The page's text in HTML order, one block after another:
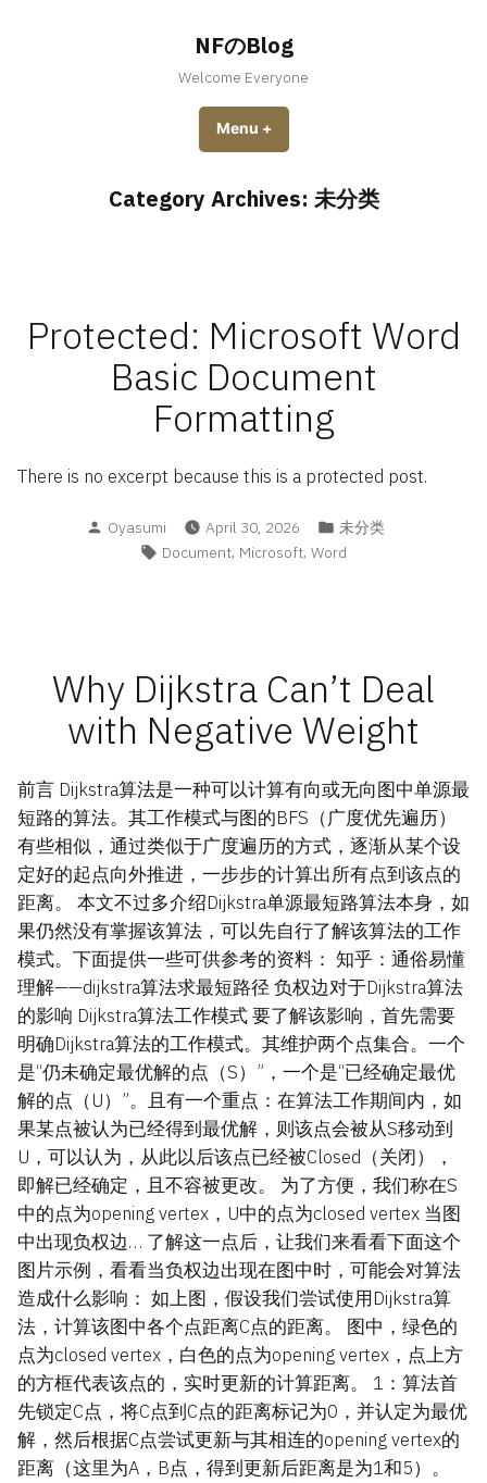
NFのBlog
Welcome Everyone
Menu +expanded
collapsed
Category Archives: 未分类
Protected: Microsoft Word
Basic Document
Formatting
There is no excerpt because this is a protected post.
Posted
Oyasumi April 30, 2026
Posted
in
未分类
Tags:
Document, Microsoft, Word
Why Dijkstra Can’t Deal
with Negative Weight
前言 Dijkstra算法是一种可以计算有向或无向图中单源最
短路的算法。其工作模式与图的BFS（广度优先遍历）
有些相似，通过类似于广度遍历的方式，逐渐从某个设
定好的起点向外推进，一步步的计算出所有点到该点的
距离。 本文不过多介绍Dijkstra单源最短路算法本身，如
果仍然没有掌握该算法，可以先自行了解该算法的工作
模式。下面提供一些可供参考的资料： 知乎：通俗易懂
理解——dijkstra算法求最短路径 负权边对于Dijkstra算法
的影响 Dijkstra算法工作模式 要了解该影响，首先需要
明确Dijkstra算法的工作模式。其维护两个点集合。一个
是“仍未确定最优解的点（S）”，一个是“已经确定最优
解的点（U）”。且有一个重点：在算法工作期间内，如
果某点被认为已经得到最优解，则该点会被从S移动到
U，可以认为，从此以后该点已经被Closed（关闭），
即解已经确定，且不容被更改。 为了方便，我们称在S
中的点为opening vertex，U中的点为closed vertex 当图
中出现负权边… 了解这一点后，让我们来看看下面这个
图片示例，看看当负权边出现在图中时，可能会对算法
造成什么影响： 如上图，假设我们尝试使用Dijkstra算
法，计算该图中各个点距离C点的距离。 图中，绿色的
点为closed vertex，白色的点为opening vertex，点上方
的方框代表该点的，实时更新的计算距离。 1：算法首
先锁定C点，将C点到C点的距离标记为0，并认定为最优
解，然后根据C点尝试更新与其相连的opening vertex的
距离（这里为A，B点，得到更新后距离是为1和5）。